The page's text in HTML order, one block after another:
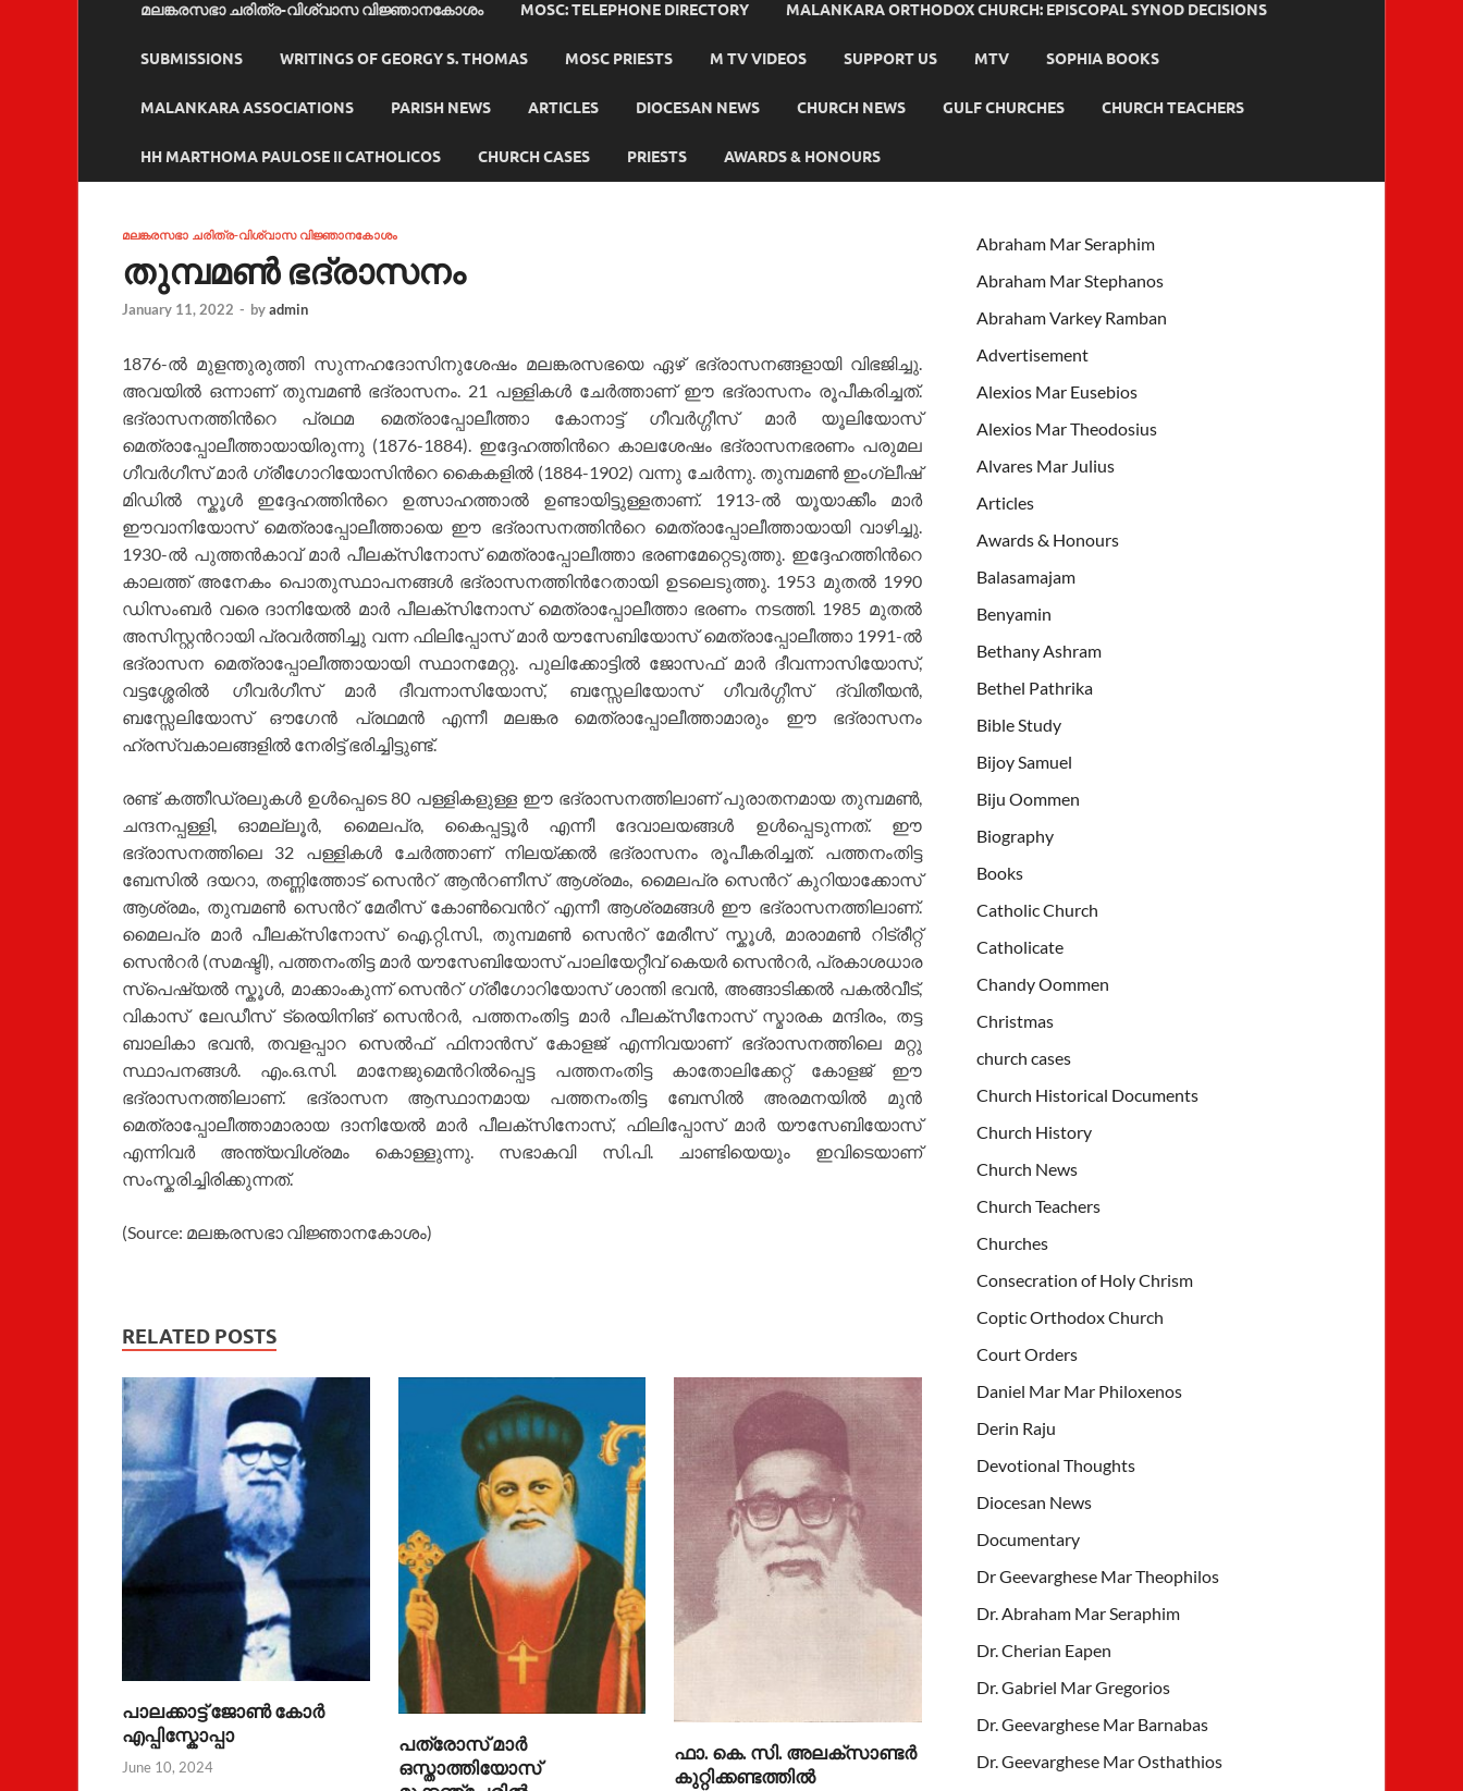
മലങ്കരസഭാ ചരിത്ര-വിശ്വാസ വിജ്ഞാനകോശം MOSC: TELEPHONE DIRECTORY MALANKARA ORTHODOX CHURCH: EPISCOPAL SYNOD DECISIONS
SUBMISSIONS WRITINGS OF GEORGY S. THOMAS MOSC PRIESTS M TV VIDEOS SUPPORT US MTV SOPHIA BOOKS
MALANKARA ASSOCIATIONS PARISH NEWS ARTICLES DIOCESAN NEWS CHURCH NEWS GULF CHURCHES CHURCH TEACHERS
HH MARTHOMA PAULOSE II CATHOLICOS CHURCH CASES PRIESTS AWARDS & HONOURS
മലങ്കരസഭാ ചരിത്ര-വിശ്വാസ വിജ്ഞാനകോശം
തുമ്പമണ്‍ ഭദ്രാസനം
January 11, 2022 - byadmin
1876-ല്‍ മുളന്തുരുത്തി സുന്നഹദോസിനുശേഷം മലങ്കരസഭയെ ഏഴ് ഭദ്രാസനങ്ങളായി വിഭജിച്ചു.
അവയില്‍ ഒന്നാണ് തുമ്പമണ്‍ ഭദ്രാസനം. 21 പള്ളികള്‍ ചേര്‍ത്താണ് ഈ ഭദ്രാസനം രൂപീകരിച്ചത്.
ഭദ്രാസനത്തിന്‍റെ പ്രഥമ മെത്രാപ്പോലീത്താ കോനാട്ട് ഗീവര്‍ഗ്ഗീസ് മാര്‍ യൂലിയോസ്
മെത്രാപ്പോലീത്തായായിരുന്നു (1876-1884). ഇദ്ദേഹത്തിന്‍റെ കാലശേഷം ഭദ്രാസനഭരണം പരുമല
ഗീവര്‍ഗീസ് മാര്‍ ഗ്രീഗോറിയോസിന്‍റെ കൈകളില്‍ (1884-1902) വന്നു ചേര്‍ന്നു. തുമ്പമണ്‍ ഇംഗ്ലീഷ്
മിഡില്‍ സ്കൂള്‍ ഇദ്ദേഹത്തിന്‍റെ ഉത്സാഹത്താല്‍ ഉണ്ടായിട്ടുള്ളതാണ്. 1913-ല്‍ യൂയാക്കീം മാര്‍
ഈവാനിയോസ് മെത്രാപ്പോലീത്തായെ ഈ ഭദ്രാസനത്തിന്‍റെ മെത്രാപ്പോലീത്തായായി വാഴിച്ചു.
1930-ല്‍ പുത്തന്‍കാവ് മാര്‍ പീലക്സിനോസ് മെത്രാപ്പോലീത്താ ഭരണമേറ്റെടുത്തു. ഇദ്ദേഹത്തിന്‍റെ
കാലത്ത് അനേകം പൊതുസ്ഥാപനങ്ങള്‍ ഭദ്രാസനത്തിന്‍റേതായി ഉടലെടുത്തു. 1953 മുതല്‍ 1990
ഡിസംബര്‍ വരെ ദാനിയേല്‍ മാര്‍ പീലക്സിനോസ് മെത്രാപ്പോലീത്താ ഭരണം നടത്തി. 1985 മുതല്‍
അസിസ്റ്റന്‍റായി പ്രവര്‍ത്തിച്ചു വന്ന ഫിലിപ്പോസ് മാര്‍ യൗസേബിയോസ് മെത്രാപ്പോലീത്താ 1991-ല്‍
ഭദ്രാസന മെത്രാപ്പോലീത്തായായി സ്ഥാനമേറ്റു. പുലിക്കോട്ടില്‍ ജോസഫ് മാര്‍ ദീവന്നാസിയോസ്,
വട്ടശ്ശേരില്‍ ഗീവര്‍ഗീസ് മാര്‍ ദീവന്നാസിയോസ്, ബസ്സേലിയോസ് ഗീവര്‍ഗ്ഗീസ് ദ്വിതീയന്‍,
ബസ്സേലിയോസ് ഔഗേന്‍ പ്രഥമന്‍ എന്നീ മലങ്കര മെത്രാപ്പോലീത്താമാരും ഈ ഭദ്രാസനം
ഹ്രസ്വകാലങ്ങളില്‍ നേരിട്ട് ഭരിച്ചിട്ടുണ്ട്.
രണ്ട് കത്തീഡ്രലുകള്‍ ഉള്‍പ്പെടെ 80 പള്ളികളുള്ള ഈ ഭദ്രാസനത്തിലാണ് പുരാതനമായ തുമ്പമണ്‍,
ചന്ദനപ്പള്ളി, ഓമല്ലൂര്‍, മൈലപ്ര, കൈപ്പട്ടൂര്‍ എന്നീ ദേവാലയങ്ങള്‍ ഉള്‍പ്പെടുന്നത്. ഈ
ഭദ്രാസനത്തിലെ 32 പള്ളികള്‍ ചേര്‍ത്താണ് നിലയ്ക്കല്‍ ഭദ്രാസനം രൂപീകരിച്ചത്. പത്തനംതിട്ട
ബേസില്‍ ദയറാ, തണ്ണിത്തോട് സെന്‍റ് ആന്‍റണീസ് ആശ്രമം, മൈലപ്ര സെന്‍റ് കുറിയാക്കോസ്
ആശ്രമം, തുമ്പമണ്‍ സെന്‍റ് മേരീസ് കോണ്‍വെന്‍റ് എന്നീ ആശ്രമങ്ങള്‍ ഈ ഭദ്രാസനത്തിലാണ്.
മൈലപ്ര മാര്‍ പീലക്സിനോസ് ഐ.റ്റി.സി., തുമ്പമണ്‍ സെന്‍റ് മേരീസ് സ്കൂള്‍, മാരാമണ്‍ റിട്രീറ്റ്
സെന്‍റര്‍ (സമഷ്ടി), പത്തനംതിട്ട മാര്‍ യൗസേബിയോസ് പാലിയേറ്റീവ് കെയര്‍ സെന്‍റര്‍, പ്രകാശധാര
സ്പെഷ്യല്‍ സ്കൂള്‍, മാക്കാംകുന്ന് സെന്‍റ് ഗ്രീഗോറിയോസ് ശാന്തി ഭവന്‍, അങ്ങാടിക്കല്‍ പകല്‍വീട്,
വികാസ് ലേഡീസ് ട്രെയിനിങ് സെന്‍റര്‍, പത്തനംതിട്ട മാര്‍ പീലക്സീനോസ് സ്മാരക മന്ദിരം, തട്ട
ബാലികാ ഭവന്‍, തവളപ്പാറ സെല്‍ഫ് ഫിനാന്‍സ് കോളജ് എന്നിവയാണ് ഭദ്രാസനത്തിലെ മറ്റു
സ്ഥാപനങ്ങള്‍. എം.ഒ.സി. മാനേജുമെന്‍റില്‍പ്പെട്ട പത്തനംതിട്ട കാതോലിക്കേറ്റ് കോളജ് ഈ
ഭദ്രാസനത്തിലാണ്. ഭദ്രാസന ആസ്ഥാനമായ പത്തനംതിട്ട ബേസില്‍ അരമനയില്‍ മുന്‍
മെത്രാപ്പോലീത്താമാരായ ദാനിയേല്‍ മാര്‍ പീലക്സിനോസ്, ഫിലിപ്പോസ് മാര്‍ യൗസേബിയോസ്
എന്നിവര്‍ അന്ത്യവിശ്രമം കൊള്ളുന്നു. സഭാകവി സി.പി. ചാണ്ടിയെയും ഇവിടെയാണ്
സംസ്കരിച്ചിരിക്കുന്നത്.
(Source: മലങ്കരസഭാ വിജ്ഞാനകോശം)
RELATED POSTS
പാലക്കാട്ട് ജോൺ കോർ
എപ്പിസ്കോപ്പാ
June 10, 2024
പത്രോസ് മാര്‍
ഒസ്താത്തിയോസ്
ഫാ. കെ. സി. അലക്സാണ്ടര്‍
കുറ്റിക്കണ്ടത്തില്‍
Abraham Mar Seraphim
Abraham Mar Stephanos
Abraham Varkey Ramban
Advertisement
Alexios Mar Eusebios
Alexios Mar Theodosius
Alvares Mar Julius
Articles
Awards & Honours
Balasamajam
Benyamin
Bethany Ashram
Bethel Pathrika
Bible Study
Bijoy Samuel
Biju Oommen
Biography
Books
Catholic Church
Catholicate
Chandy Oommen
Christmas
church cases
Church Historical Documents
Church History
Church News
Church Teachers
Churches
Consecration of Holy Chrism
Coptic Orthodox Church
Court Orders
Daniel Mar Mar Philoxenos
Derin Raju
Devotional Thoughts
Diocesan News
Documentary
Dr Geevarghese Mar Theophilos
Dr. Abraham Mar Seraphim
Dr. Cherian Eapen
Dr. Gabriel Mar Gregorios
Dr. Geevarghese Mar Barnabas
Dr. Geevarghese Mar Osthathios